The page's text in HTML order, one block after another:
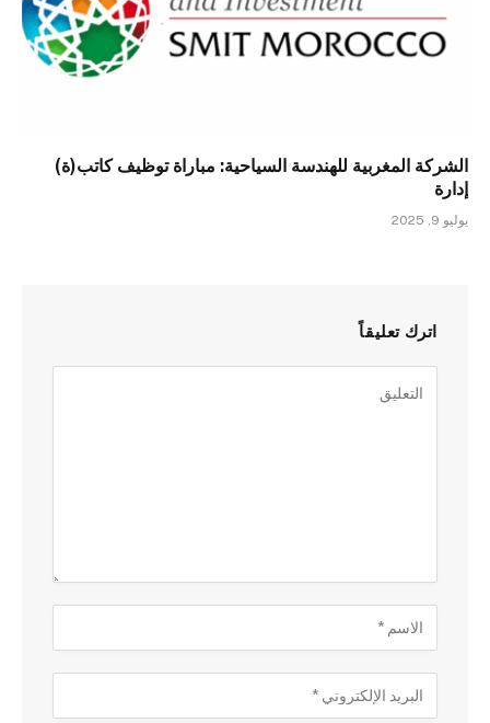
الشركة المغربية للهندسة السياحية: مباراة توظيف كاتب(ة)
إدارة
يوليو 9, 2025
اترك تعليقاً